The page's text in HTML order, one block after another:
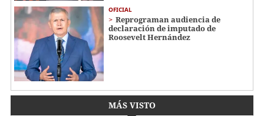
OFICIAL
Reprograman audiencia de
declaración de imputado de
Roosevelt Hernández
MÁS VISTO